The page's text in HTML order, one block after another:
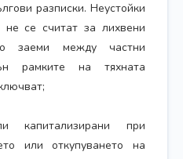
разписки. Неустойки
се считат за лихвени
заеми между частни
рамките на тяхната
капитализирани при
или откупуването на